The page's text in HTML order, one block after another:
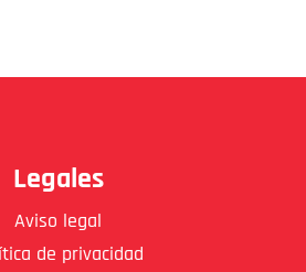
Legales
Aviso legal
de privacidad